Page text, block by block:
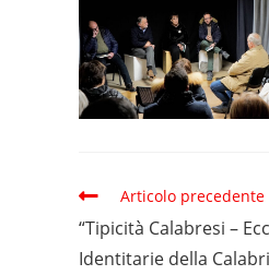
Articolo precedente
“Tipicità Calabresi –
Identitarie della